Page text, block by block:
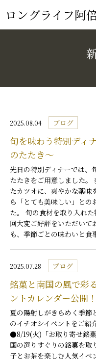
ロングライフ阿
2025.08.04 ブログ
旬を味わう特別ディ
のたたき～
先日の特別ディナーでは、
たたきをご用意しました。
たカツオに、爽やかな薬味
ら「とても美味しい」との
た。 旬の食材を取り入れ
回大変ご好評をいただいて
も、季節ごとの味わいと食
2025.07.28 ブログ
銘菓と南国の風で彩
ントカレンダー公開！
夏の陽射しがきらめく季節
のイチオシイベントをご紹
●8/19(火)「お取り寄せ銘
国の選りすぐりの銘菓を取
子とお茶を楽しむ人気イベ